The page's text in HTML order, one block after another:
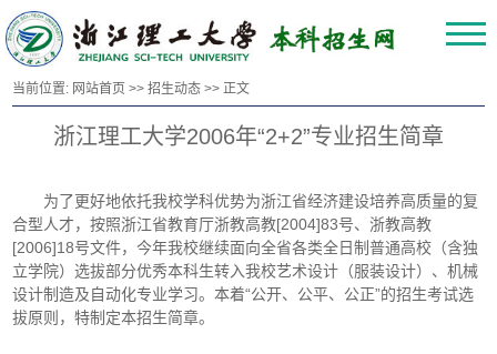
当前位置: 网站首页 >>招生动态 >> 正文
浙江理工大学2006年“2+2”专业招生简章
为了更好地依托我校学科优势为浙江省经济建设培养高质量的复
合型人才，按照浙江省教育厅浙教高教[2004]83号、浙教高教
[2006]18号文件，今年我校继续面向全省各类全日制普通高校（含独
立学院）选拔部分优秀本科生转入我校艺术设计（服装设计）、机械
设计制造及自动化专业学习。本着“公开、公平、公正”的招生考试选
拔原则，特制定本招生简章。